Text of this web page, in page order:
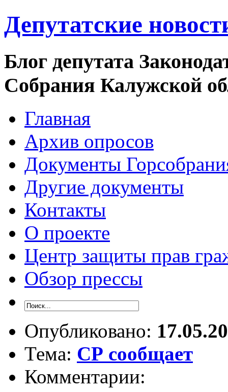
Депутатские
Блог депутата
Собрания Калужской
Главная
Архив опросов
Документы
Другие документы
Контакты
О проекте
Центр защиты прав
Обзор прессы
Опубликовано:
Тема: СР сообщает
Комментарии: